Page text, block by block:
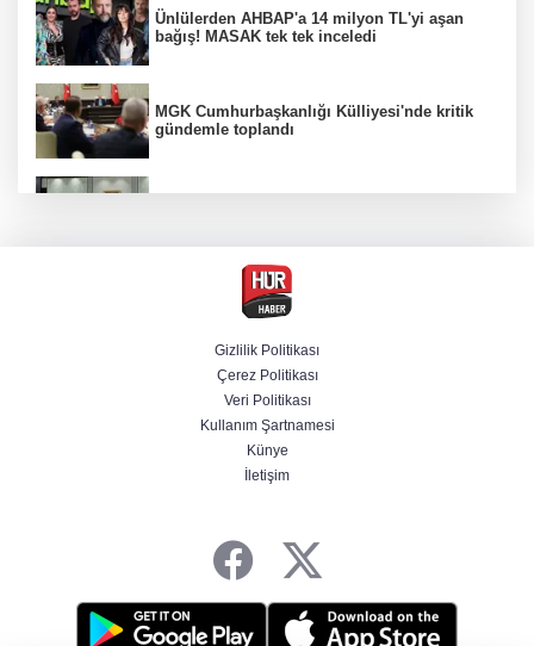
Ünlülerden AHBAP'a 14 milyon TL'yi aşan
bağış! MASAK tek tek inceledi
MGK Cumhurbaşkanlığı Külliyesi'nde kritik
gündemle toplandı
Özgür Özel'in Menderes Belediye Başkanı
İlkay Çiçek'e yönelik sözleri yeniden
İzmir'de ihale soruşturması derinleşiyor! Veli
Ağbaba'nın ağabeyi tutuklandı
Trabzonspor'un Salah karşılamasını tüm
Gizlilik Politikası
Çerez Politikası
Veri Politikası
Kullanım Şartnamesi
Künye
İletişim